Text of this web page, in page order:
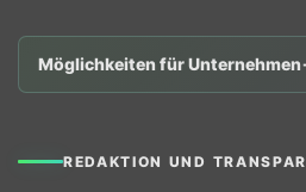
Möglichkeiten für Unternehmen
REDAKTION UND